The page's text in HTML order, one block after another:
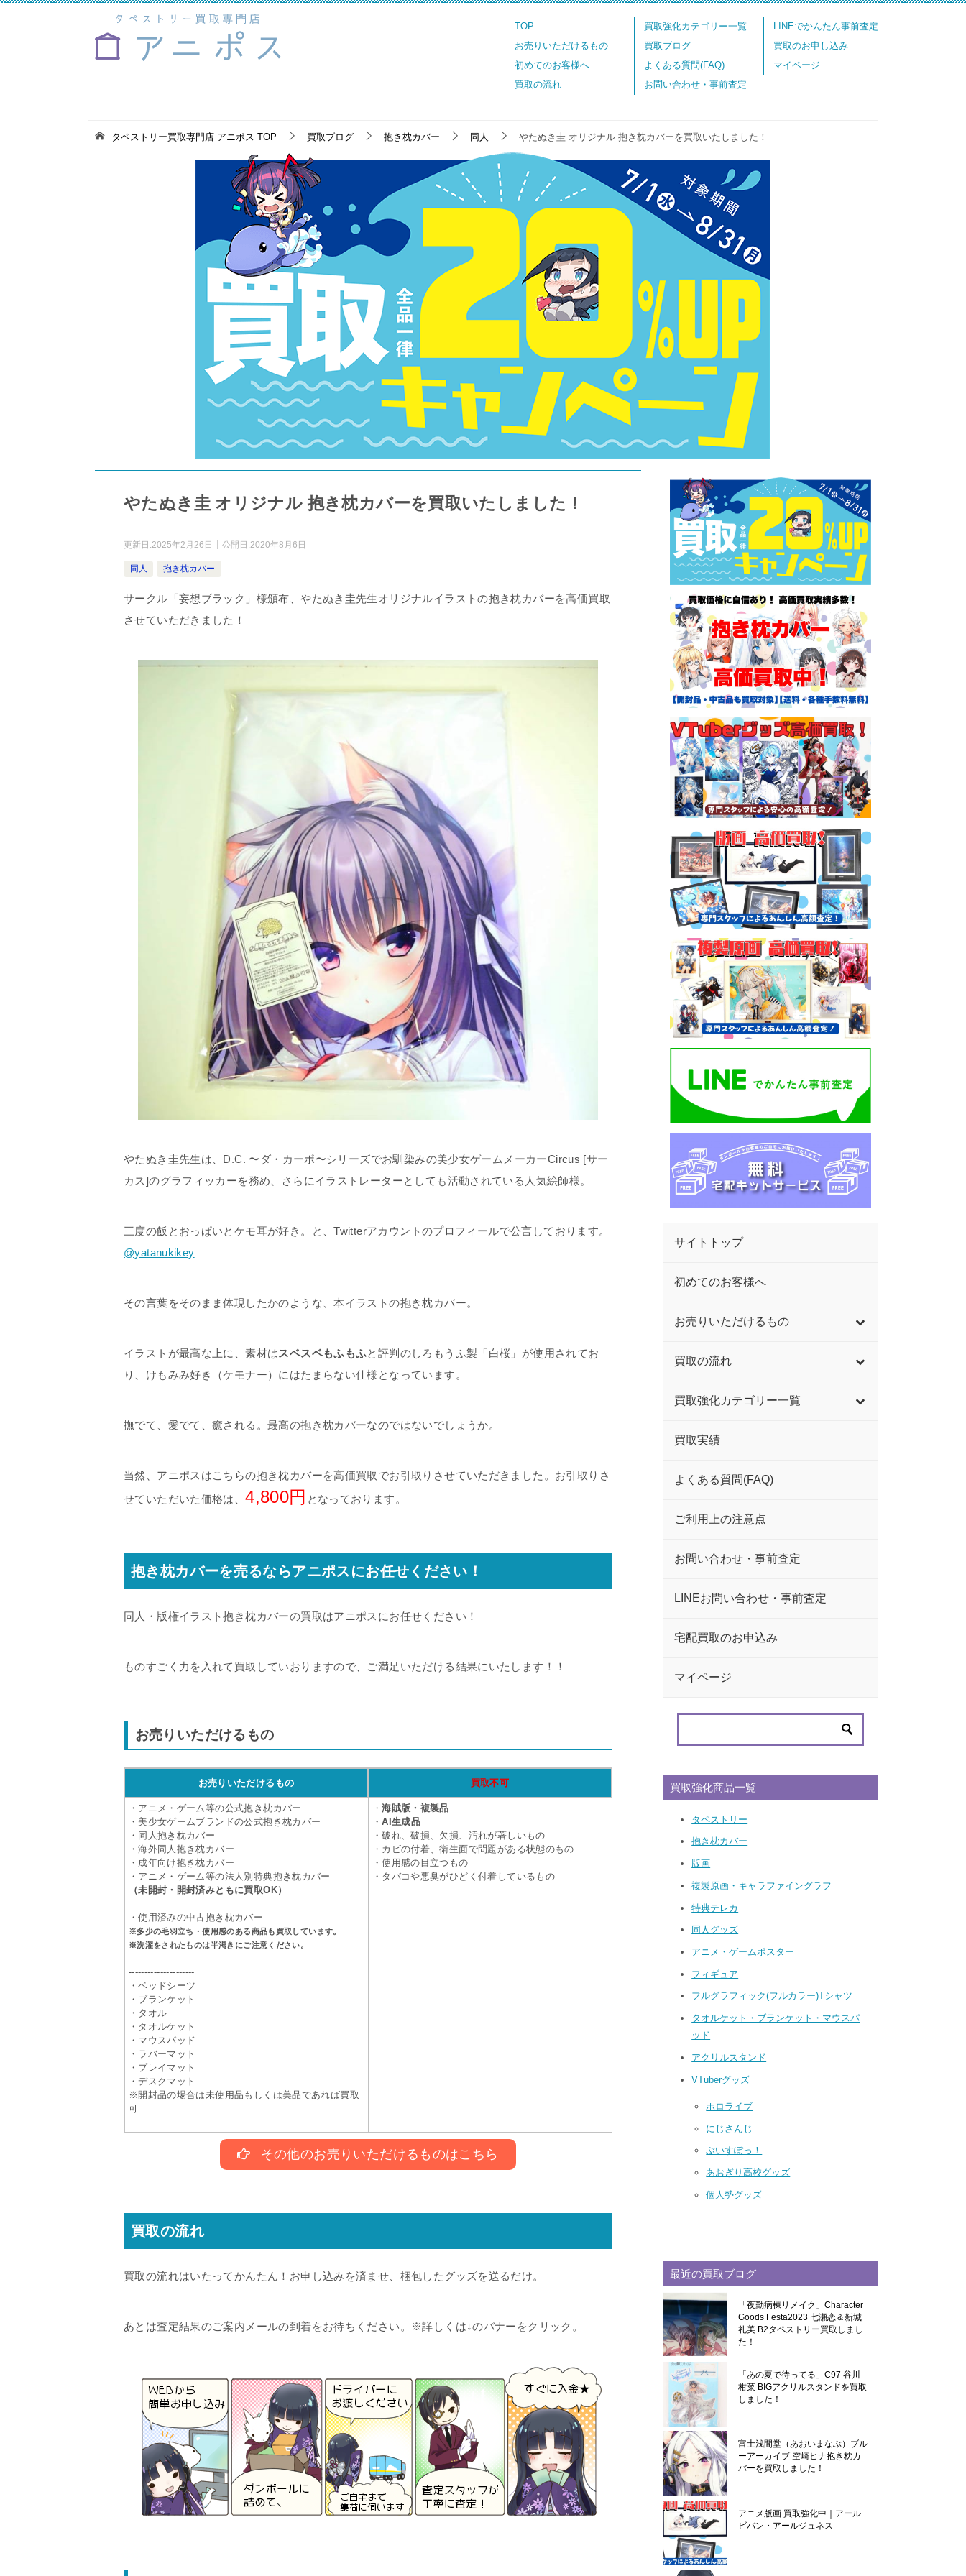
TOP
お売りいただけるもの
初めてのお客様へ
買取の流れ
買取強化カテゴリー一覧
買取ブログ
よくある質問(FAQ)
お問い合わせ・事前査定
LINEでかんたん事前査定
買取のお申し込み
マイページ
タペストリー買取専門店 アニポス TOP 買取ブログ 抱き枕カバー 同人 やたぬき圭 オリジナル 抱き枕カバーを買取いたしました！
やたぬき圭 オリジナル 抱き枕カバーを買取いたしました！
更新日:2025年2月26日 公開日:2020年8月6日
同人 抱き枕カバー
サークル「妄想ブラック」様頒布、やたぬき圭先生オリジナルイラストの抱き枕カバーを高価買取
させていただきました！
やたぬき圭先生は、D.C. 〜ダ・カーポ〜シリーズでお馴染みの美少女ゲームメーカーCircus [サー
カス]のグラフィッカーを務め、さらにイラストレーターとしても活動されている人気絵師様。
三度の飯とおっぱいとケモ耳が好き。と、Twitterアカウントのプロフィールで公言しております。
@yatanukikey
その言葉をそのまま体現したかのような、本イラストの抱き枕カバー。
イラストが最高な上に、素材はスベスベもふもふと評判のしろもうふ製「白桜」が使用されてお
り、けもみみ好き（ケモナー）にはたまらない仕様となっています。
撫でて、愛でて、癒される。最高の抱き枕カバーなのではないでしょうか。
当然、アニポスはこちらの抱き枕カバーを高価買取でお引取りさせていただきました。お引取りさ
せていただいた価格は、4,800円 となっております。
抱き枕カバーを売るならアニポスにお任せください！
同人・版権イラスト抱き枕カバーの買取はアニポスにお任せください！
ものすごく力を入れて買取していおりますので、ご満足いただける結果にいたします！！
お売りいただけるもの
お売りいただけるもの 買取不可
・アニメ・ゲーム等の公式抱き枕カバー
・美少女ゲームブランドの公式抱き枕カバー
・同人抱き枕カバー
・海外同人抱き枕カバー
・成年向け抱き枕カバー
・アニメ・ゲーム等の法人別特典抱き枕カバー
（未開封・開封済みともに買取OK）
・使用済みの中古抱き枕カバー
※多少の毛羽立ち・使用感のある商品も買取しています。
※洗濯をされたものは半渇きにご注意ください。
---------------------
・ベッドシーツ
・ブランケット
・タオル
・タオルケット
・マウスパッド
・ラバーマット
・プレイマット
・デスクマット
※開封品の場合は未使用品もしくは美品であれば買取
可
・海賊版・複製品
・AI生成品
・破れ、破損、欠損、汚れが著しいもの
・カビの付着、衛生面で問題がある状態のもの
・使用感の目立つもの
・タバコや悪臭がひどく付着しているもの
その他のお売りいただけるものはこちら
買取の流れ
買取の流れはいたってかんたん！お申し込みを済ませ、梱包したグッズを送るだけ。
あとは査定結果のご案内メールの到着をお待ちください。※詳しくは↓のバナーをクリック。
サイトトップ
初めてのお客様へ
お売りいただけるもの
買取の流れ
買取強化カテゴリー一覧
買取実績
よくある質問(FAQ)
ご利用上の注意点
お問い合わせ・事前査定
LINEお問い合わせ・事前査定
宅配買取のお申込み
マイページ
買取強化商品一覧
タペストリー
抱き枕カバー
版画
複製原画・キャラファイングラフ
特典テレカ
同人グッズ
アニメ・ゲームポスター
フィギュア
フルグラフィック(フルカラー)Tシャツ
タオルケット・ブランケット・マウスパ
ッド
アクリルスタンド
VTuberグッズ
ホロライブ
にじさんじ
ぶいすぽっ！
あおぎり高校グッズ
個人勢グッズ
最近の買取ブログ
「夜勤病棟リメイク」Character
Goods Festa2023 七瀬恋＆新城
礼美 B2タペストリー買取しまし
た！
「あの夏で待ってる」C97 谷川
柑菜 BIGアクリルスタンドを買取
しました！
富士浅間堂（あおいまなぶ）ブル
ーアーカイブ 空崎ヒナ抱き枕カ
バーを買取しました！
アニメ版画 買取強化中｜アール
ビバン・アールジュネス